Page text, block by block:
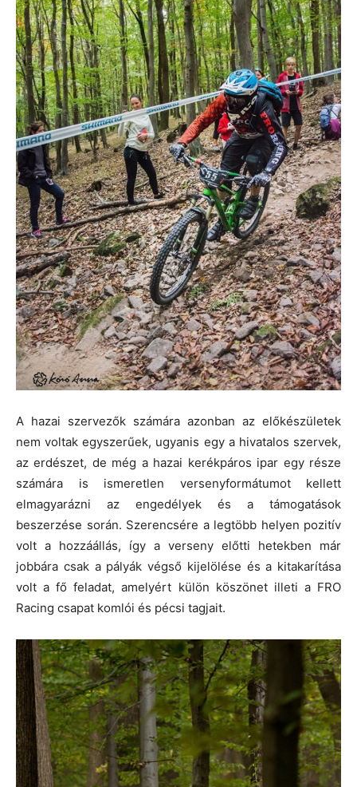
A hazai szervezők számára azonban az előkészületek
nem voltak egyszerűek, ugyanis egy a hivatalos szervek,
az erdészet, de még a hazai kerékpáros ipar egy része
számára is ismeretlen versenyformátumot kellett
elmagyarázni az engedélyek és a támogatások
beszerzése során. Szerencsére a legtöbb helyen pozitív
volt a hozzáállás, így a verseny előtti hetekben már
jobbára csak a pályák végső kijelölése és a kitakarítása
volt a fő feladat, amelyért külön köszönet illeti a FRO
Racing csapat komlói és pécsi tagjait.